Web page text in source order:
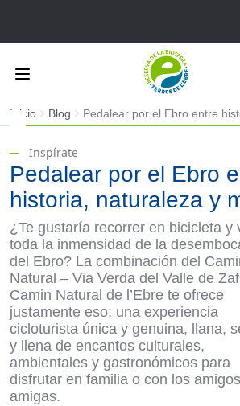
Inicio Blog Pedalear por el Ebro entre
Inspírate
Pedalear por el Ebro
historia, naturaleza y
¿Te gustaría recorrer en bicicleta y
toda la inmensidad de la
del Ebro? La combinación del
Natural – Via Verda del Valle de
Camin Natural de l’Ebre te ofrece
justamente eso: una experiencia
cicloturista única y genuina, llana,
y llena de encantos culturales,
ambientales y gastronómicos para
disfrutar en familia o con los
amigas.